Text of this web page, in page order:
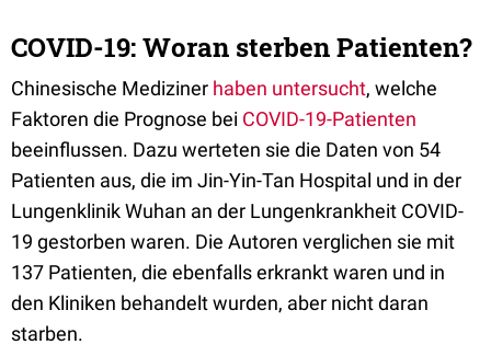
COVID-19: Woran sterben Patienten?
Chinesische Mediziner haben untersucht, welche
Faktoren die Prognose bei COVID-19-Patienten
beeinflussen. Dazu werteten sie die Daten von 54
Patienten aus, die im Jin-Yin-Tan Hospital und in der
Lungenklinik Wuhan an der Lungenkrankheit COVID-
19 gestorben waren. Die Autoren verglichen sie mit
137 Patienten, die ebenfalls erkrankt waren und in
den Kliniken behandelt wurden, aber nicht daran
starben.